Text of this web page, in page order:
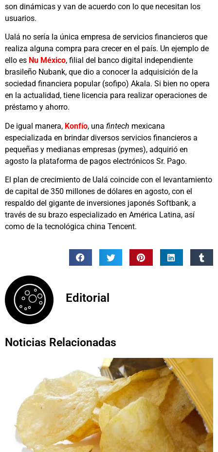
son dinámicas y van de acuerdo con lo que necesitan los
usuarios.
Ualá no sería la única empresa de servicios financieros que
realiza alguna compra para crecer en el país. Un ejemplo de
ello es Nu México, filial del banco digital independiente
brasileño Nubank, que dio a conocer la adquisición de la
sociedad financiera popular (sofipo) Akala. Si bien no opera
en la actualidad, tiene licencia para realizar operaciones de
préstamo y ahorro.
De igual manera, Konfío, una fintech mexicana
especializada en brindar diversos servicios financieros a
pequeñas y medianas empresas (pymes), adquirió en
agosto la plataforma de pagos electrónicos Sr. Pago.
El plan de crecimiento de Ualá coincide con el levantamiento
de capital de 350 millones de dólares en agosto, con el
respaldo del gigante de inversiones japonés Softbank, a
través de su brazo especializado en América Latina, así
como de la tecnológica china Tencent.
Editorial
Noticias Relacionadas